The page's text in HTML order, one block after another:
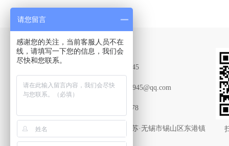
Contact Us
联系QQ：2015669945
联系邮箱：2015669945@qq.com
传真：0510-83787178
联系地址：中国·江苏·无锡市锡山区东港镇
请您留言
感谢您的关注，当前客服人员不在
线，请填写一下您的信息，我们会
尽快和您联系。